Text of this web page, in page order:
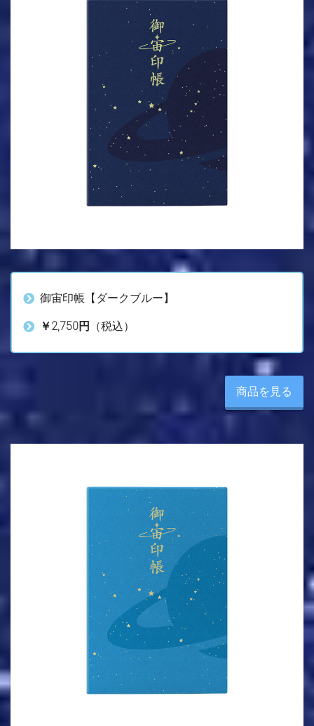
御宙印帳【ダークブルー】
￥2,750円 （税込）
商品を見る